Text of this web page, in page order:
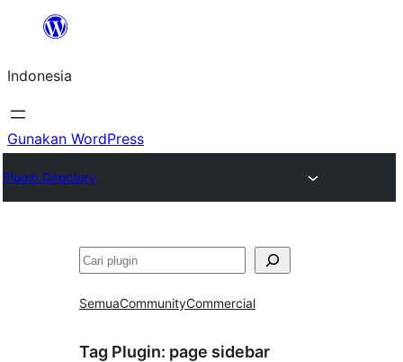
Lewati
konten
Indonesia
Gunakan WordPress
Plugin Directory
Cari
SemuaCommunityCommercial
Tag Plugin: page sidebar